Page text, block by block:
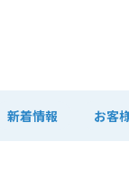
新着情報 お客